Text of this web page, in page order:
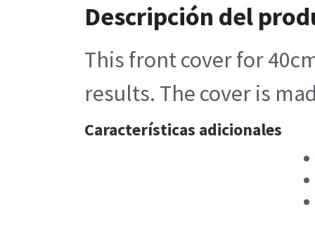
Descripción del
This front cover for
results. The cover is
Características adicionales